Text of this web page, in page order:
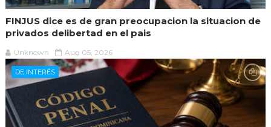
FINJUS dice es de gran preocupacion la situacion de
privados delibertad en el pais
Unknown Aug 05, 2026
DE INTERÉS